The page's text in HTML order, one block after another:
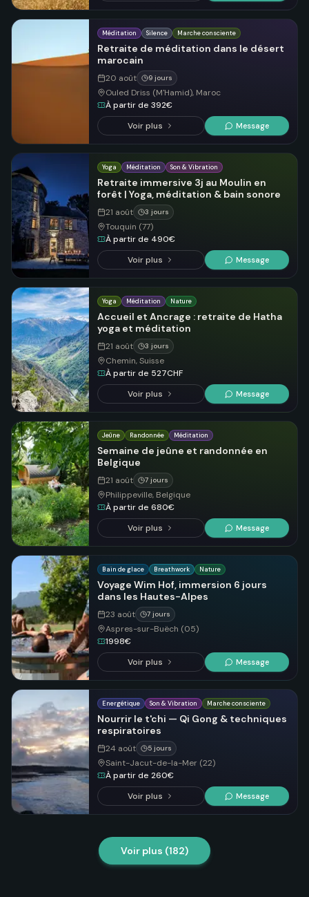
Méditation Silence Marche consciente
Retraite de méditation dans le désert
marocain
20 août 9 jours
Ouled Driss (M'Hamid), Maroc
À partir de 392€
Voir plus
Message
Yoga Méditation Son & Vibration
Retraite immersive 3j au Moulin en
forêt | Yoga, méditation & bain sonore
21 août 3 jours
Touquin (77)
À partir de 490€
Voir plus
Message
Yoga Méditation Nature
Accueil et Ancrage : retraite de Hatha
yoga et méditation
21 août 3 jours
Chemin, Suisse
À partir de 527CHF
Voir plus
Message
Jeûne Randonnée Méditation
Semaine de jeûne et randonnée en
Belgique
21 août 7 jours
Philippeville, Belgique
À partir de 680€
Voir plus
Message
Bain de glace Breathwork Nature
Voyage Wim Hof, immersion 6 jours
dans les Hautes-Alpes
23 août 7 jours
Aspres-sur-Buëch (05)
1998€
Voir plus
Message
Energétique Son & Vibration Marche consciente
Nourrir le t'chi — Qi Gong & techniques
respiratoires
24 août 5 jours
Saint-Jacut-de-la-Mer (22)
À partir de 260€
Voir plus
Message
Voir plus (182)